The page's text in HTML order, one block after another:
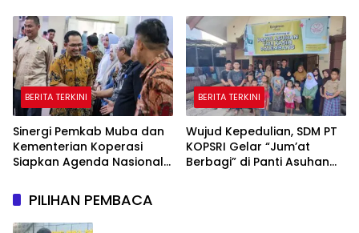
Peraturan Perundang-
undangan
Perkuat Jaringan
Persemaian Nasional*
BERITA TERKINI
Sinergi Pemkab Muba dan
Kementerian Koperasi
Siapkan Agenda Nasional
BERITA TERKINI
Wujud Kepedulian, SDM PT
KOPSRI Gelar “Jum’at
Berbagi” di Panti Asuhan
PILIHAN PEMBACA